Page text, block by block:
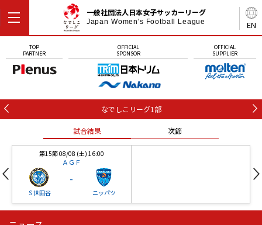
EN
一般社団法人日本女子サッカーリーグ
Japan Women's Football League
TOP
PARTNER
OFFICIAL
SPONSOR
OFFICIAL
SUPPLIER
なでしこリーグ1部
試合結果 次節
第15節 08/08 (土) 16:00
ＡＧＦ
Ｓ世田谷
-
ニッパツ